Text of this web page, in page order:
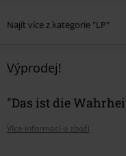
Najít více z kategorie "LP"
Výprodej!
"Das ist die
Více informací o zboží